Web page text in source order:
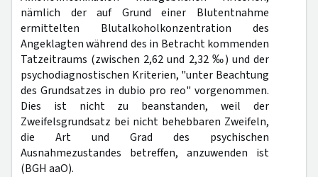
nämlich der auf Grund einer Blutentnahme
ermittelten Blutalkoholkonzentration des
Angeklagten während des in Betracht kommenden
Tatzeitraums (zwischen 2,62 und 2,32 ‰) und der
psychodiagnostischen Kriterien, "unter Beachtung
des Grundsatzes in dubio pro reo" vorgenommen.
Dies ist nicht zu beanstanden, weil der
Zweifelsgrundsatz bei nicht behebbaren Zweifeln,
die Art und Grad des psychischen
Ausnahmezustandes betreffen, anzuwenden ist
(BGH aaO).